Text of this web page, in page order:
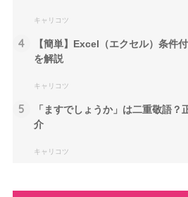
キャリコツ
4
【簡単】Excel（エクセル）条件
を解説
キャリコツ
5
「ますでしょうか」は二重敬語
介
キャリコツ